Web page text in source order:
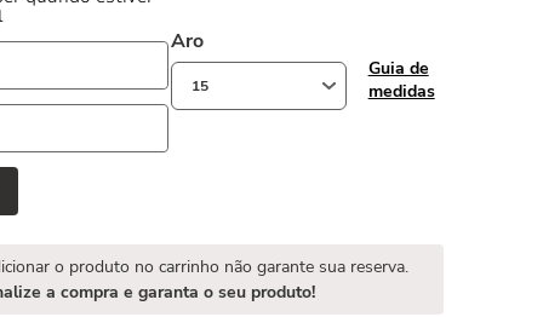
Guia de
medidas
Aro
15
o produto no carrinho não garante sua reserva.
a compra e garanta o seu produto!